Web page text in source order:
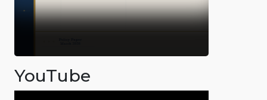
YouTube